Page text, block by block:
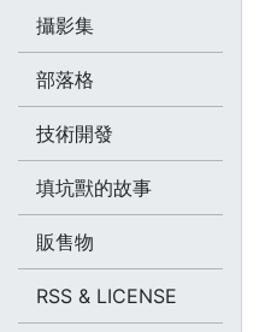
攝影集
部落格
技術開發
填坑獸的故事
販售物
RSS & LICENSE